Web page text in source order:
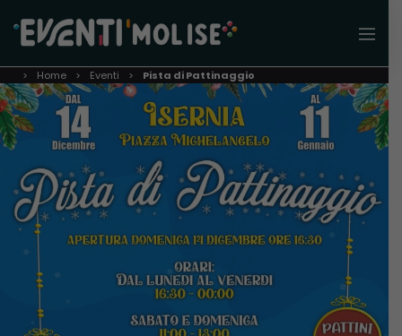
Home Eventi Pista di Pattinaggio